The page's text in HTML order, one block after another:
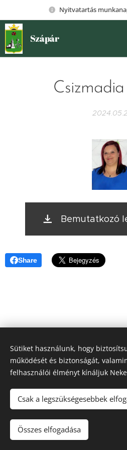
Nyitvatartás
Szápár
Bemutatkozó
Share
2022. Szápár Község
Sütiket használunk, hogy
működését és biztonságát,
felhasználói élményt kínáljuk
Csak a legszükségesebbek
Összes elfogadása